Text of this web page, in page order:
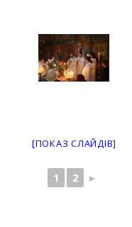
[ПОКАЗ СЛАЙДІВ]
1 2 ►